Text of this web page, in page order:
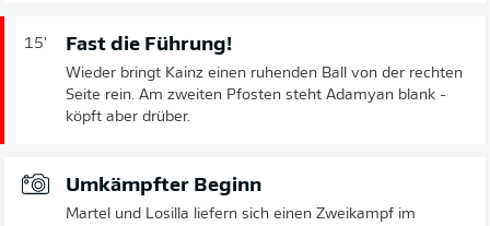
15' Fast die Führung!
Wieder bringt Kainz einen ruhenden Ball von der rechten
Seite rein. Am zweiten Pfosten steht Adamyan blank -
köpft aber drüber.
Umkämpfter Beginn
Martel und Losilla liefern sich einen Zweikampf im